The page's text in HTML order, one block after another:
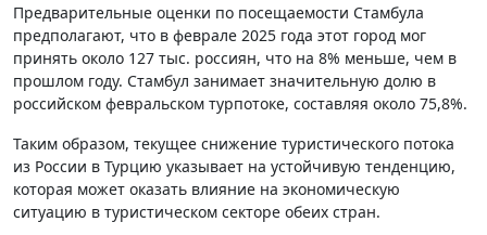
Предварительные оценки по посещаемости Стамбула
предполагают, что в феврале 2025 года этот город мог
принять около 127 тыс. россиян, что на 8% меньше, чем в
прошлом году. Стамбул занимает значительную долю в
российском февральском турпотоке, составляя около 75,8%.
Таким образом, текущее снижение туристического потока
из России в Турцию указывает на устойчивую тенденцию,
которая может оказать влияние на экономическую
ситуацию в туристическом секторе обеих стран.